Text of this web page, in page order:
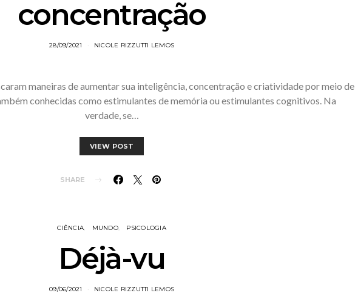
concentração
28/09/2021 NICOLE RIZZUTTI LEMOS
maneiras de aumentar sua inteligência, concentração e criatividade por meio de
conhecidas como estimulantes de memória ou estimulantes cognitivos. Na
verdade, se…
VIEW POST
SHARE
CIÊNCIA MUNDO PSICOLOGIA
Déjà-vu
09/06/2021 NICOLE RIZZUTTI LEMOS